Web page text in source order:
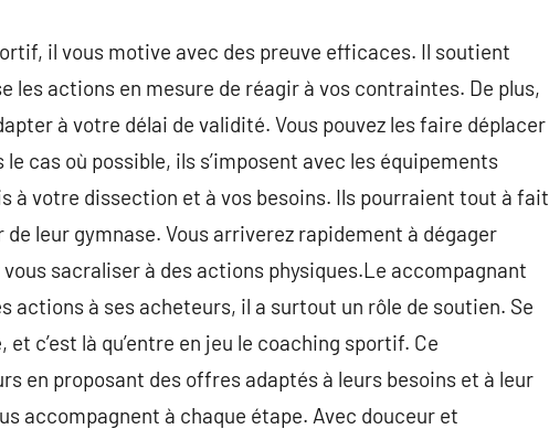
il vous motive avec des preuve efficaces. Il soutient
les actions en mesure de réagir à vos contraintes. De plus,
à votre délai de validité. Vous pouvez les faire déplacer
cas où possible, ils s’imposent avec les équipements
à votre dissection et à vos besoins. Ils pourraient tout à fait
leur gymnase. Vous arriverez rapidement à dégager
sacraliser à des actions physiques.Le accompagnant
actions à ses acheteurs, il a surtout un rôle de soutien. Se
c’est là qu’entre en jeu le coaching sportif. Ce
en proposant des offres adaptés à leurs besoins et à leur
accompagnent à chaque étape. Avec douceur et